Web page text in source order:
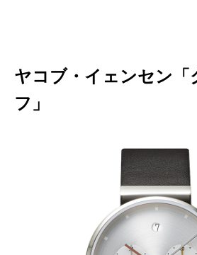
ヤコブ・イェンセン「
フ」